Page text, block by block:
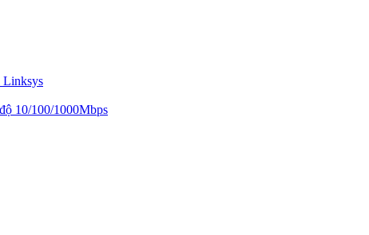
Linksys
10/100/1000Mbps